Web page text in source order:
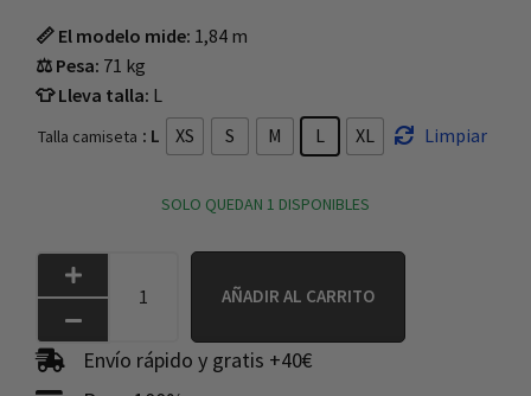
📏 El modelo mide: 1,84 m
⚖️ Pesa: 71 kg
👕 Lleva talla: L
Talla camiseta : L XS S M L XL Limpiar
SOLO QUEDAN 1 DISPONIBLES
AÑADIR AL CARRITO
Envío rápido y gratis +40€